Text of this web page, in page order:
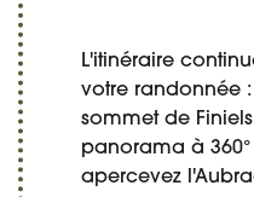
L'itinéraire
votre randonnée
sommet de
panorama à
apercevez